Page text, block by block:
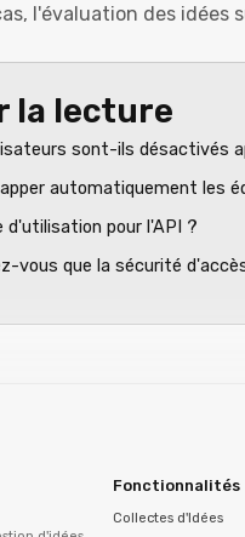
l'évaluation des idées
la lecture
sont-ils désactivés
automatiquement les
pour l'API ?
vous que la sécurité
Fonctionnalités
Collectes d'Idées